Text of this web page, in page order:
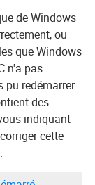
de Windows
ou
que Windows
n'a pas
pu redémarrer
des
indiquant
cette